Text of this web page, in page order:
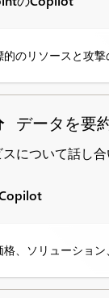
的のリソースと攻
データを要
について話し
格、ソリューショ